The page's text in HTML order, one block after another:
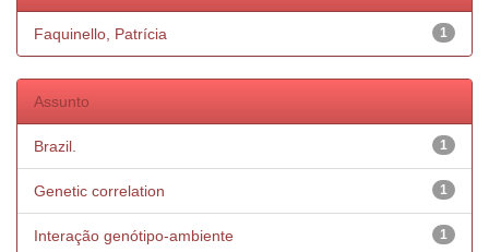
1
Faquinello, Patrícia
Assunto
1
Brazil.
1
Genetic correlation
1
Interação genótipo-ambiente